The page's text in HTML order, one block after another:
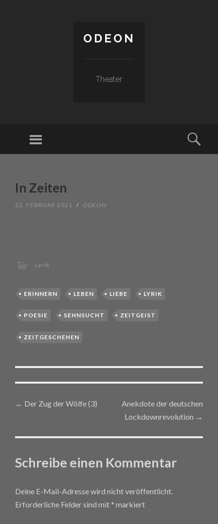
ODEON
Theater
Menu
In Zeiten
22. FEBRUAR 2021 / ODEON
Lyrik
ERINNERN LEBEN LIEBE LYRIK
POESIE SEHNSUCHT ZEITGEIST
ZEITGESCHEHEN
Post navigation
← Der Zug der Wölfe (3)
Anekdote der deutschen
Lockdownrevolution →
Schreibe einen Kommentar
Deine E-Mail-Adresse wird nicht veröffentlicht.
Erforderliche Felder sind mit * markiert